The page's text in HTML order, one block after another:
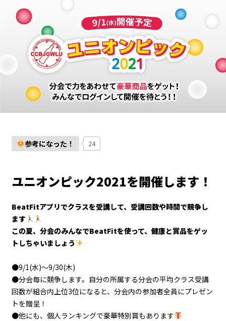
参考になった！ 24
ユニオンピック2021を開催します！
BeatFitアプリでクラスを受講して、受講回数や時間で競争し
ます
この夏、分会のみんなでBeatFitを使って、健康と賞品をゲッ
トしちゃいましょう
●9/1(水)～9/30(木)
●分会毎に競争します。自分の所属する分会の平均クラス受講
回数が組合内上位3位になると、分会内の参加者全員にプレゼン
トを贈呈！
●他にも、個人ランキングで豪華特別賞もあります